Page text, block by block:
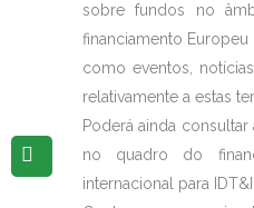
sobre fundos no
financiamento
como eventos,
relativamente a estas
Poderá ainda
no quadro do
internacional para